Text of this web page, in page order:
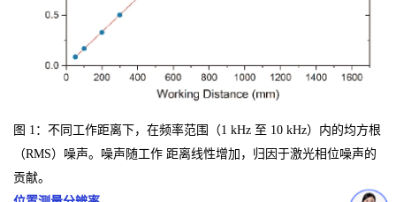
图 1： 不同工作距离下，在频率范围（1 kHz 至 10 kHz）内的均方根
（RMS）噪声。噪声随工作 距离线性增加，归因于激光相位噪声的
贡献。